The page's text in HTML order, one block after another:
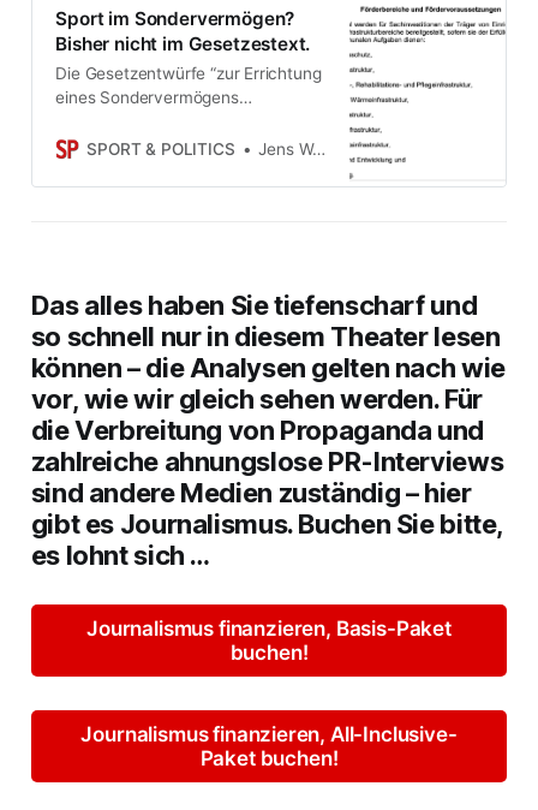
Sport im Sondervermögen?
Bisher nicht im Gesetzestext.
Die Gesetzentwürfe “zur Errichtung
eines Sondervermögens
und “zur Finanzierung von
Ländern und Kommunen” liegen
SPORT & POLITICS Jens Weinreich
Das alles haben Sie tiefenscharf und
so schnell nur in diesem Theater lesen
können – die Analysen gelten nach wie
vor, wie wir gleich sehen werden. Für
die Verbreitung von Propaganda und
zahlreiche ahnungslose PR-Interviews
sind andere Medien zuständig – hier
gibt es Journalismus. Buchen Sie bitte,
es lohnt sich …
Journalismus finanzieren, Basis-Paket
buchen!
Journalismus finanzieren, All-Inclusive-
Paket buchen!